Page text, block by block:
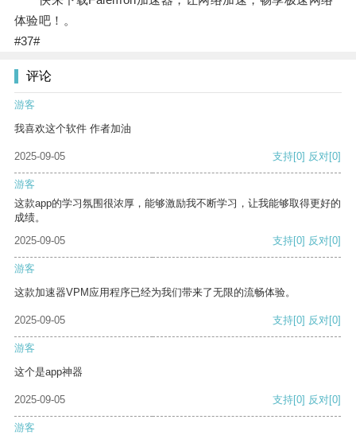
体验吧！。
#37#
评论
游客
我喜欢这个软件 作者加油
2025-09-05 支持[0] 反对[0]
游客
这款app的学习氛围很浓厚，能够激励我不断学习，让我能够取得更好的
成绩。
2025-09-05
支持[0] 反对[0]
游客
这款加速器VPM应用程序已经为我们带来了无限的流畅体验。
2025-09-05 支持[0] 反对[0]
游客
这个是app神器
2025-09-05 支持[0] 反对[0]
游客